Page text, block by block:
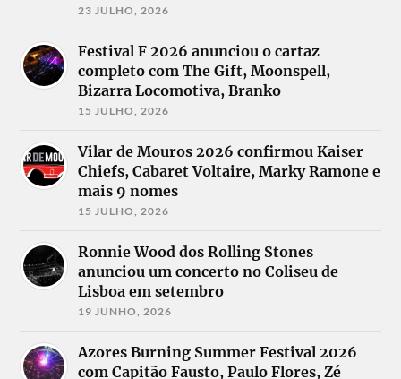
23 JULHO, 2026
Festival F 2026 anunciou o cartaz
completo com The Gift, Moonspell,
Bizarra Locomotiva, Branko
15 JULHO, 2026
Vilar de Mouros 2026 confirmou Kaiser
Chiefs, Cabaret Voltaire, Marky Ramone e
mais 9 nomes
15 JULHO, 2026
Ronnie Wood dos Rolling Stones
anunciou um concerto no Coliseu de
Lisboa em setembro
19 JUNHO, 2026
Azores Burning Summer Festival 2026
com Capitão Fausto, Paulo Flores, Zé